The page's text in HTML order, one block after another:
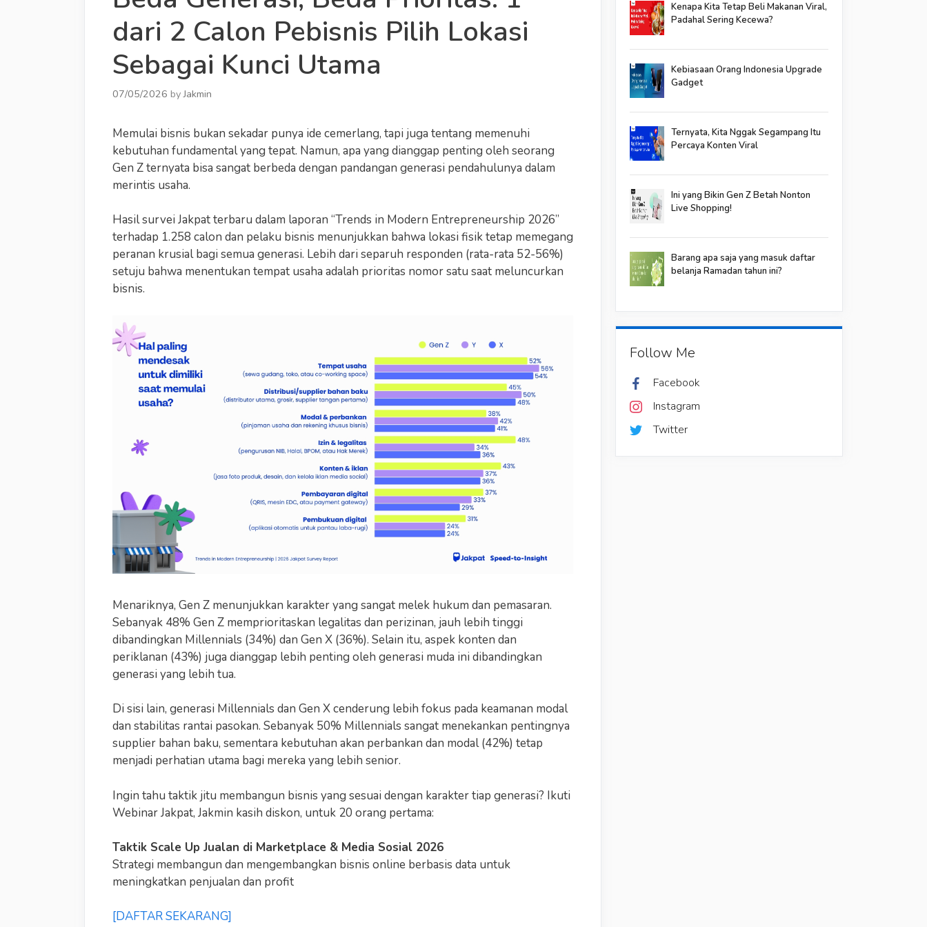
dari 2 Calon Pebisnis Pilih Lokasi
Sebagai Kunci Utama
07/05/2026 byJakmin
Memulai bisnis bukan sekadar punya ide cemerlang, tapi juga tentang memenuhi
kebutuhan fundamental yang tepat. Namun, apa yang dianggap penting oleh seorang
Gen Z ternyata bisa sangat berbeda dengan pandangan generasi pendahulunya dalam
merintis usaha.
Hasil survei Jakpat terbaru dalam laporan “Trends in Modern Entrepreneurship 2026”
terhadap 1.258 calon dan pelaku bisnis menunjukkan bahwa lokasi fisik tetap memegang
peranan krusial bagi semua generasi. Lebih dari separuh responden (rata-rata 52-56%)
setuju bahwa menentukan tempat usaha adalah prioritas nomor satu saat meluncurkan
bisnis.
Menariknya, Gen Z menunjukkan karakter yang sangat melek hukum dan pemasaran.
Sebanyak 48% Gen Z memprioritaskan legalitas dan perizinan, jauh lebih tinggi
dibandingkan Millennials (34%) dan Gen X (36%). Selain itu, aspek konten dan
periklanan (43%) juga dianggap lebih penting oleh generasi muda ini dibandingkan
generasi yang lebih tua.
Di sisi lain, generasi Millennials dan Gen X cenderung lebih fokus pada keamanan modal
dan stabilitas rantai pasokan. Sebanyak 50% Millennials sangat menekankan pentingnya
supplier bahan baku, sementara kebutuhan akan perbankan dan modal (42%) tetap
menjadi perhatian utama bagi mereka yang lebih senior.
Ingin tahu taktik jitu membangun bisnis yang sesuai dengan karakter tiap generasi? Ikuti
Webinar Jakpat, Jakmin kasih diskon, untuk 20 orang pertama:
Taktik Scale Up Jualan di Marketplace & Media Sosial 2026
Strategi membangun dan mengembangkan bisnis online berbasis data untuk
meningkatkan penjualan dan profit
[DAFTAR SEKARANG]
Kenapa Kita Tetap Beli Makanan Viral,
Padahal Sering Kecewa?
Kebiasaan Orang Indonesia Upgrade
Gadget
Ternyata, Kita Nggak Segampang Itu
Percaya Konten Viral
Ini yang Bikin Gen Z Betah Nonton
Live Shopping!
Barang apa saja yang masuk daftar
belanja Ramadan tahun ini?
Follow Me
Facebook
Instagram
Twitter